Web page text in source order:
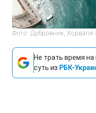
Фото: Дубровник,
Не трать время
суть из РБК-